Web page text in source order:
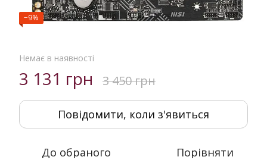
−9%
Немає в наявності
3 131 грн 3 450 грн
Повідомити, коли з'явиться
До обраного Порівняти